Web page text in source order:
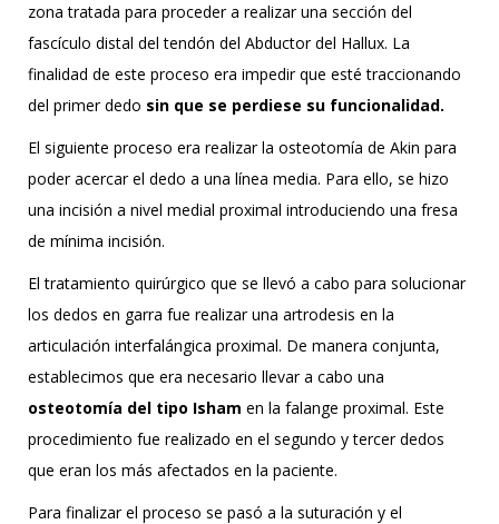
zona tratada para proceder a realizar una sección del
fascículo distal del tendón del Abductor del Hallux. La
finalidad de este proceso era impedir que esté traccionando
del primer dedo sin que se perdiese su funcionalidad.
El siguiente proceso era realizar la osteotomía de Akin para
poder acercar el dedo a una línea media. Para ello, se hizo
una incisión a nivel medial proximal introduciendo una fresa
de mínima incisión.
El tratamiento quirúrgico que se llevó a cabo para solucionar
los dedos en garra fue realizar una artrodesis en la
articulación interfalángica proximal. De manera conjunta,
establecimos que era necesario llevar a cabo una
osteotomía del tipo Isham en la falange proximal. Este
procedimiento fue realizado en el segundo y tercer dedos
que eran los más afectados en la paciente.
Para finalizar el proceso se pasó a la suturación y el